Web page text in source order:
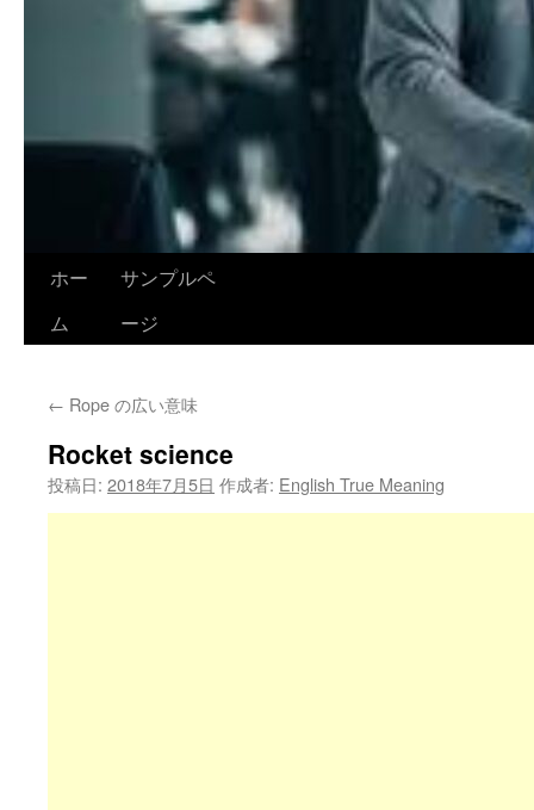
ホー
ム
サンプルペ
ージ
← Rope の広い意味
Rocket science
投稿日: 2018年7月5日 作成者: English True Meaning